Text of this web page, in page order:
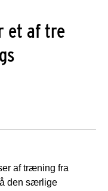
et af tre
af træning fra
den særlige